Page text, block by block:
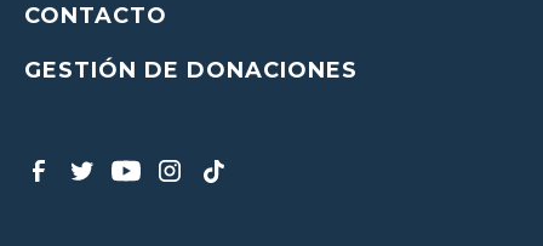
CONTACTO
GESTIÓN DE DONACIONES